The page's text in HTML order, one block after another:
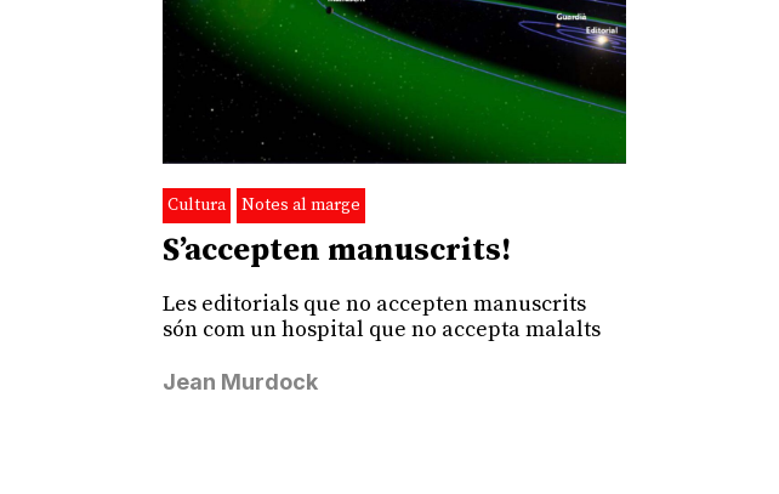
Cultura Notes al marge
S’accepten manuscrits!
Les editorials que no accepten manuscrits
són com un hospital que no accepta malalts
Jean Murdock